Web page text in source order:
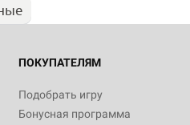
ПОКУПАТЕЛЯМ
Подобрать игру
Бонусная программа